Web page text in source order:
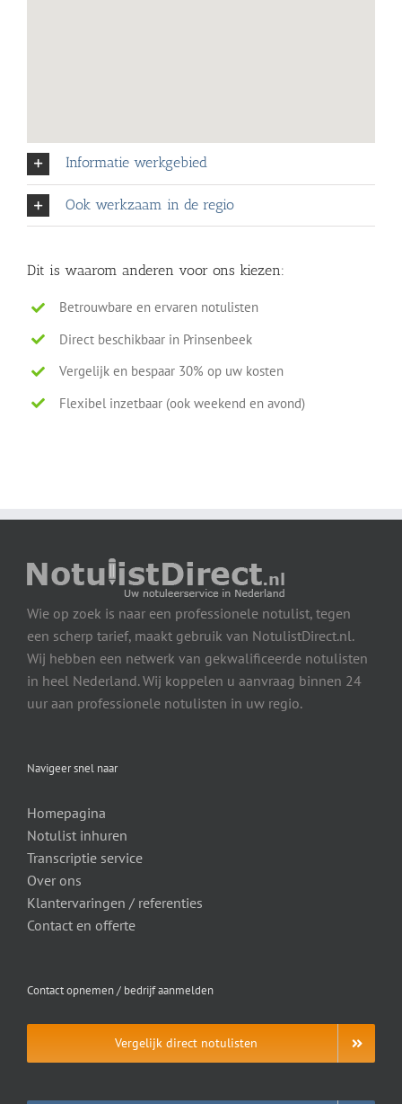
Informatie werkgebied
Ook werkzaam in de regio
Dit is waarom anderen voor ons kiezen:
Betrouwbare en ervaren notulisten
Direct beschikbaar in Prinsenbeek
Vergelijk en bespaar 30% op uw kosten
Flexibel inzetbaar (ook weekend en avond)
Wie op zoek is naar een professionele notulist, tegen
een scherp tarief, maakt gebruik van NotulistDirect.nl.
Wij hebben een netwerk van gekwalificeerde notulisten
in heel Nederland. Wij koppelen u aanvraag binnen 24
uur aan professionele notulisten in uw regio.
Navigeer snel naar
Homepagina
Notulist inhuren
Transcriptie service
Over ons
Klantervaringen / referenties
Contact en offerte
Contact opnemen / bedrijf aanmelden
Vergelijk direct notulisten